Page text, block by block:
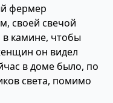
фермер
своей свечой
в камине, чтобы
он видел
в доме было, по
света, помимо